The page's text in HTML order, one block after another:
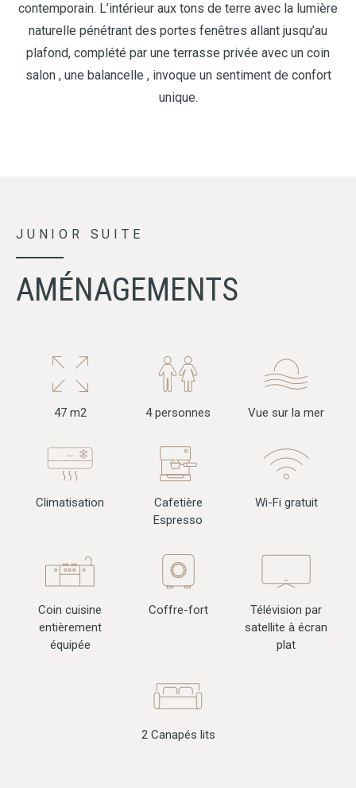
contemporain. L’intérieur aux tons de terre avec la lumière
naturelle pénétrant des portes fenêtres allant jusqu’au
plafond, complété par une terrasse privée avec un coin
salon , une balancelle , invoque un sentiment de confort
unique.
JUNIOR SUITE
AMÉNAGEMENTS
47 m2 4 personnes Vue sur la mer
Climatisation
Cafetière
Espresso
Wi-Fi gratuit
Coin cuisine
entièrement
équipée
Coffre-fort
Télévision par
satellite à écran
plat
2 Canapés lits